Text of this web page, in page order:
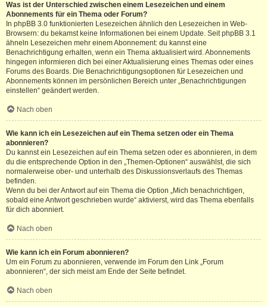
Was ist der Unterschied zwischen einem Lesezeichen und einem
Abonnements für ein Thema oder Forum?
In phpBB 3.0 funktionierten Lesezeichen ähnlich den Lesezeichen in Web-
Browsern: du bekamst keine Informationen bei einem Update. Seit phpBB 3.1
ähneln Lesezeichen mehr einem Abonnement: du kannst eine
Benachrichtigung erhalten, wenn ein Thema aktualisiert wird. Abonnements
hingegen informieren dich bei einer Aktualisierung eines Themas oder eines
Forums des Boards. Die Benachrichtigungsoptionen für Lesezeichen und
Abonnements können im persönlichen Bereich unter „Benachrichtigungen
einstellen“ geändert werden.
Nach oben
Wie kann ich ein Lesezeichen auf ein Thema setzen oder ein Thema
abonnieren?
Du kannst ein Lesezeichen auf ein Thema setzen oder es abonnieren, in dem
du die entsprechende Option in den „Themen-Optionen“ auswählst, die sich
normalerweise ober- und unterhalb des Diskussionsverlaufs des Themas
befinden.
Wenn du bei der Antwort auf ein Thema die Option „Mich benachrichtigen,
sobald eine Antwort geschrieben wurde“ aktivierst, wird das Thema ebenfalls
für dich abonniert.
Nach oben
Wie kann ich ein Forum abonnieren?
Um ein Forum zu abonnieren, verwende im Forum den Link „Forum
abonnieren“, der sich meist am Ende der Seite befindet.
Nach oben